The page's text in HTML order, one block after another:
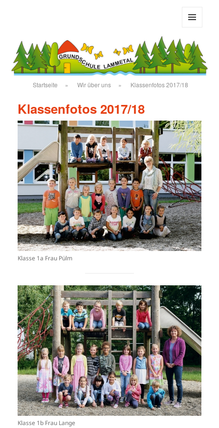
UND
WIDGETS
Startseite » Wir über uns » Klassenfotos 2017/18
Klassenfotos 2017/18
Klasse 1a Frau Pülm
Klasse 1b Frau Lange